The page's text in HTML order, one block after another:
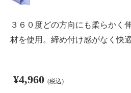
３６０度どの方向にも柔らかく
材を使用。締め付け感がなく快
¥4,960 (税込)